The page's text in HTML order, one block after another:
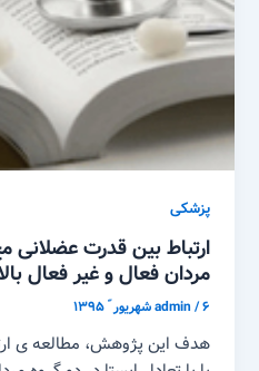
پزشکی
ارتباط بین قدرت عضلانی
مردان فعال و غیر فعال بالای ۶۰
admin/۶ شهریور ّ ۱۳۹۵
هدف این پژوهش، مطالعه ی